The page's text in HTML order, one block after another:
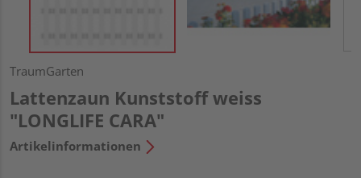
TraumGarten
Lattenzaun Kunststoff weiss
"LONGLIFE CARA"
Artikelinformationen